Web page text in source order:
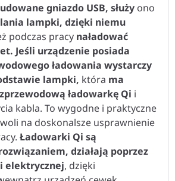
gniazdo USB, służy ono
lampki, dzięki niemu
podczas pracy naładować
Jeśli urządzenie posiada
ładowania wystarczy
lampki, która ma
ładowarkę Qi i
kabla. To wygodne i praktyczne
na doskonalsze usprawnienie
Ładowarki Qi są
działają poprzez
elektrycznej, dzięki